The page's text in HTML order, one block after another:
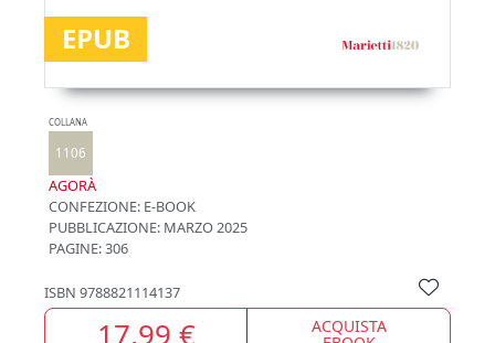
EPUB
COLLANA
1106
AGORÀ
CONFEZIONE: E-BOOK
PUBBLICAZIONE: MARZO 2025
PAGINE: 306
ISBN 9788821114137
17,99 € ACQUISTA